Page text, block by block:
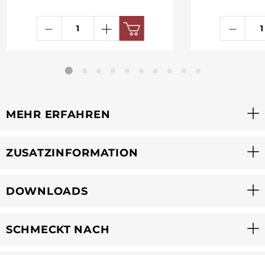
MEHR ERFAHREN
ZUSATZINFORMATION
DOWNLOADS
SCHMECKT NACH